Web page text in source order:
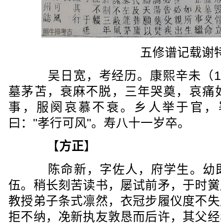
五修谱记载谢
吴日宽，考经历。康熙辛未（
墓茅苫，衰麻不脱，三年哭奠，哀痛
事，服阕哀慕不衰。乡人举于官
曰："孝行可风"。寿八十一岁卒。
【方正】
陈命新，字佐人，府学生。幼
伍。稍长刻苦读书，屡试前矛，于时
教授弟子条式凛然，衣冠步履仪度不
拒不纳，凂新执友敦恳而后许，其父